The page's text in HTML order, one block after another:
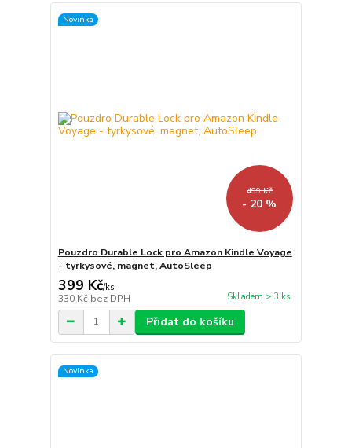
Novinka
499 Kč
- 20 %
Pouzdro Durable Lock pro Amazon Kindle Voyage
- tyrkysové, magnet, AutoSleep
399 Kč/ks
330 Kč bez DPH Skladem > 3 ks
Přidat do košíku
Novinka